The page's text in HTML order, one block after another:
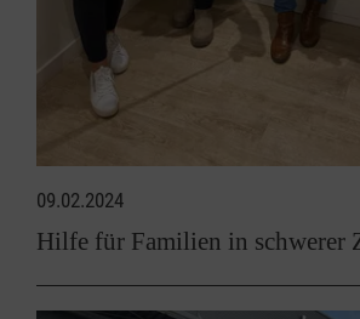
09.02.2024
Hilfe für Familien in schwerer